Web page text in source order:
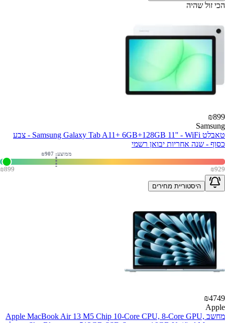
הכי זול שהיה
₪899
Samsung
טאבלט Samsung Galaxy Tab A11+ 6GB+128GB 11'' - WiFi - צבע
כסוף - שנה אחריות יבואן רשמי
₪899 ₪929
ממוצע: ₪907
היסטוריית מחירים
₪4749
Apple
מחשב Apple MacBook Air 13 M5 Chip 10-Core CPU, 8-Core GPU,